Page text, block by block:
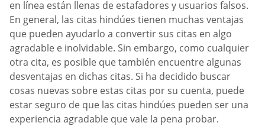
en línea están llenas de estafadores y usuarios falsos.
En general, las citas hindúes tienen muchas ventajas
que pueden ayudarlo a convertir sus citas en algo
agradable e inolvidable. Sin embargo, como cualquier
otra cita, es posible que también encuentre algunas
desventajas en dichas citas. Si ha decidido buscar
cosas nuevas sobre estas citas por su cuenta, puede
estar seguro de que las citas hindúes pueden ser una
experiencia agradable que vale la pena probar.